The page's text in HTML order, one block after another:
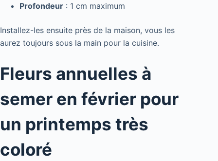
Profondeur : 1 cm maximum
Installez-les ensuite près de la maison, vous les
aurez toujours sous la main pour la cuisine.
Fleurs annuelles à
semer en février pour
un printemps très
coloré